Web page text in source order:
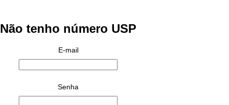
Não tenho número USP
E-mail
Senha